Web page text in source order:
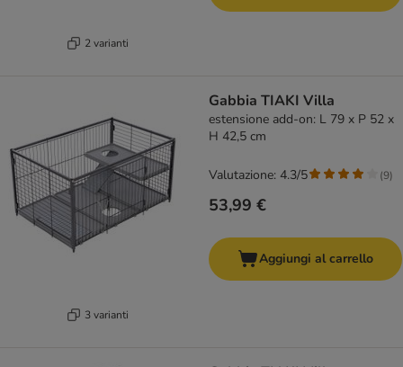
2 varianti
3 varianti
Gabbia TIAKI Villa
estensione add-on: L 79 x P 52 x
H 42,5 cm
53,99 €
Valutazione: 4.3/5 (9)
Aggiungi al carrello